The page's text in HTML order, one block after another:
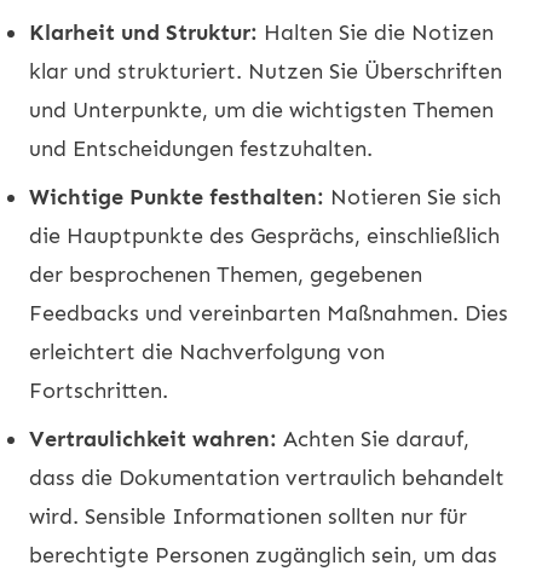
Klarheit und Struktur: Halten Sie die Notizen
klar und strukturiert. Nutzen Sie Überschriften
und Unterpunkte, um die wichtigsten Themen
und Entscheidungen festzuhalten.
Wichtige Punkte festhalten: Notieren Sie sich
die Hauptpunkte des Gesprächs, einschließlich
der besprochenen Themen, gegebenen
Feedbacks und vereinbarten Maßnahmen. Dies
erleichtert die Nachverfolgung von
Fortschritten.
Vertraulichkeit wahren: Achten Sie darauf,
dass die Dokumentation vertraulich behandelt
wird. Sensible Informationen sollten nur für
berechtigte Personen zugänglich sein, um das